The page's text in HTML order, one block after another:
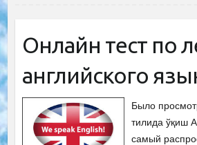
Онлайн тест по
английского
Было
тилида ўқиш
самый